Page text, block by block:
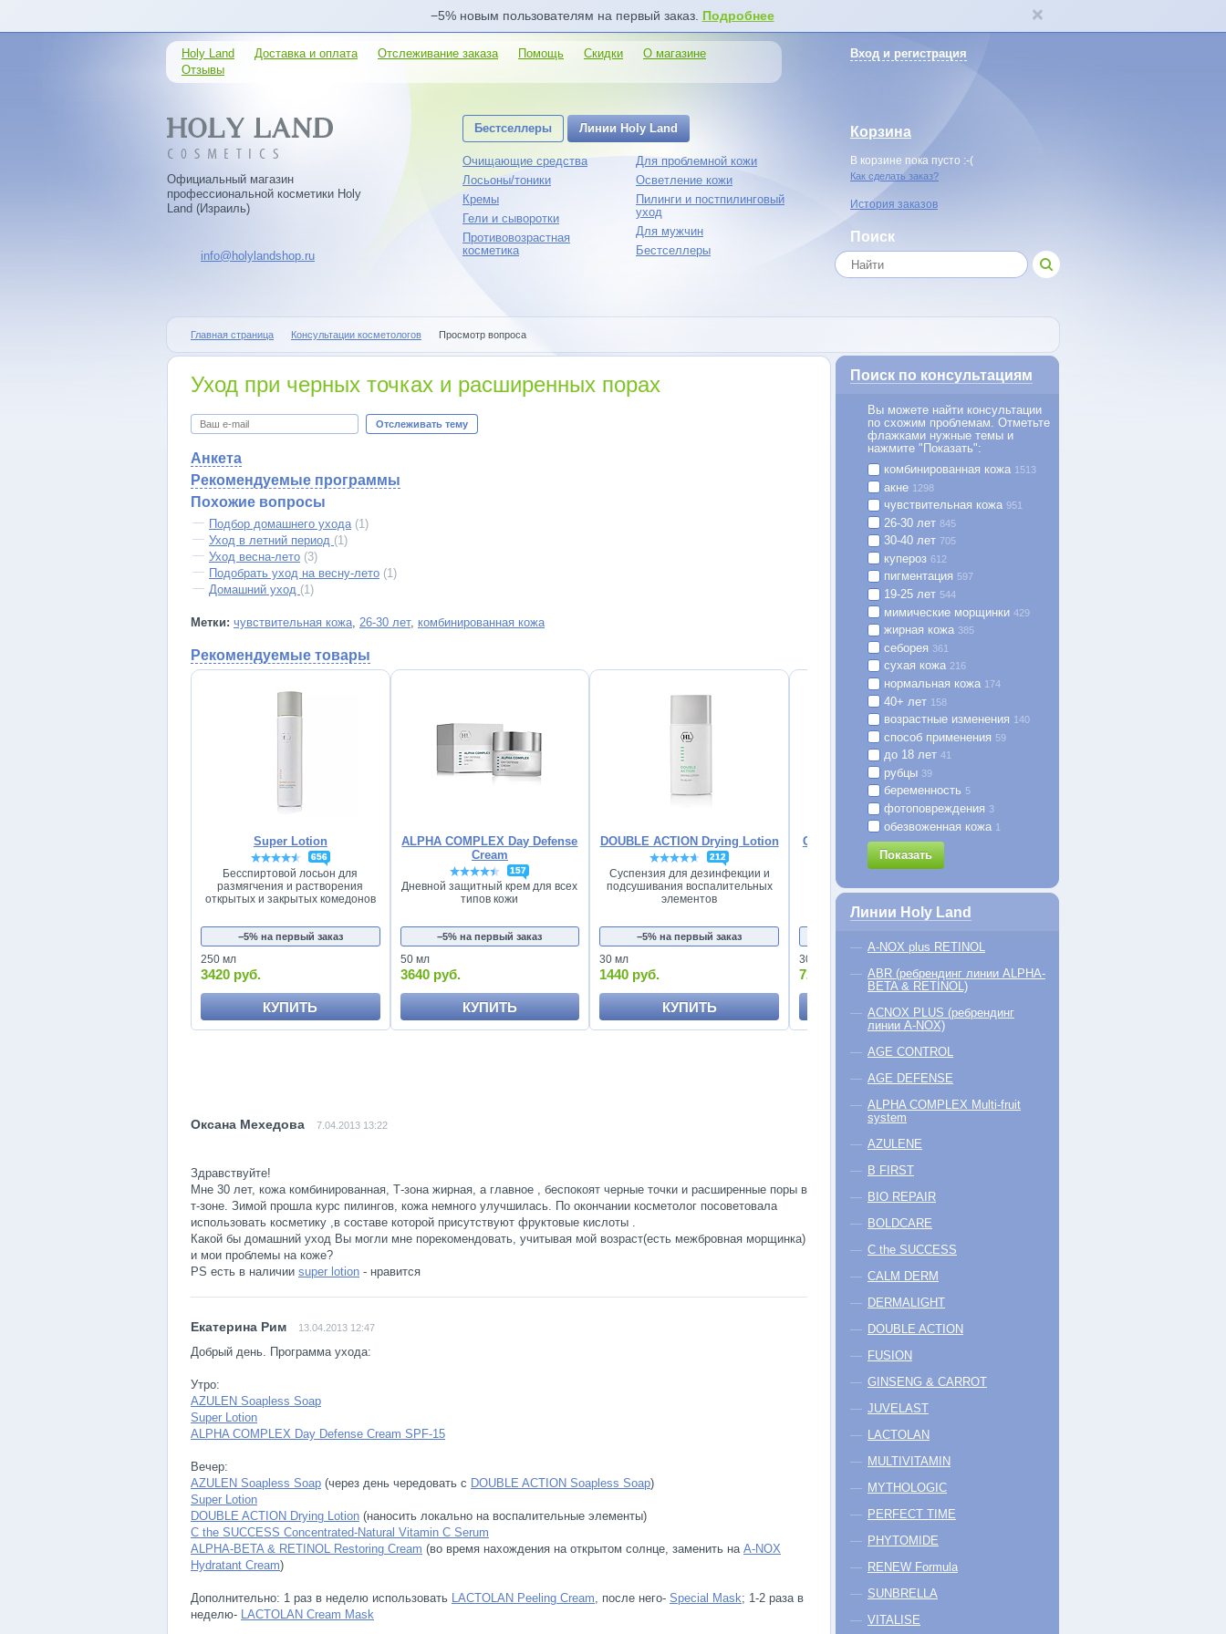
−5% новым пользователям на первый заказ. Подробнее
Вход и регистрация
Holy Land Доставка и оплата Отслеживание заказа Помощь Скидки
О магазине
Отзывы
Официальный магазин
профессиональной косметики Holy
Land (Израиль)
info@holylandshop.ru
Бестселлеры Линии Holy Land
Очищающие средства
Лосьоны/тоники
Кремы
Гели и сыворотки
Противовозрастная
косметика
Для проблемной кожи
Осветление кожи
Пилинги и постпилинговый
уход
Для мужчин
Бестселлеры
Корзина
В корзине пока пусто :-(
Как сделать заказ?
История заказов
Поиск
Главная страница Консультации косметологов Просмотр вопроса
Уход при черных точках и расширенных порах
Отслеживать тему
Анкета
Рекомендуемые программы
Похожие вопросы
Подбор домашнего ухода (1)
Уход в летний период (1)
Уход весна-лето (3)
Подобрать уход на весну-лето (1)
Домашний уход (1)
Метки: чувствительная кожа, 26-30 лет, комбинированная кожа
Рекомендуемые товары
Super Lotion
656
Бесспиртовой лосьон для
размягчения и растворения
открытых и закрытых комедонов
−5% на первый заказ
250 мл
3420 руб.
КУПИТЬ
ALPHA COMPLEX Day Defense
Cream
157
Дневной защитный крем для всех
типов кожи
−5% на первый заказ
50 мл
3640 руб.
КУПИТЬ
DOUBLE ACTION Drying Lotion
212
Суспензия для дезинфекции и
подсушивания воспалительных
элементов
−5% на первый заказ
30 мл
1440 руб.
КУПИТЬ
C the SUCCESS Concentrated-
Natural Vitamin C Serum
216
Интенсивная сыворотка с
30 мл
7260 руб.
КУПИТЬ
Восстанавливающий крем для
всех типов кожи
4510 руб.
7.04.2013 13:22
Здравствуйте!
Мне 30 лет, кожа комбинированная, Т-зона жирная, а главное , беспокоят черные точки и расширенные поры в
т-зоне. Зимой прошла курс пилингов, кожа немного улучшилась. По окончании косметолог посоветовала
использовать косметику ,в составе которой присутствуют фруктовые кислоты .
Какой бы домашний уход Вы могли мне порекомендовать, учитывая мой возраст(есть межбровная морщинка)
и мои проблемы на коже?
PS есть в наличии super lotion - нравится
13.04.2013 12:47
Добрый день. Программа ухода:
Утро:
AZULEN Soapless Soap
Super Lotion
ALPHA COMPLEX Day Defense Cream SPF-15
Вечер:
AZULEN Soapless Soap (через день чередовать с DOUBLE ACTION Soapless Soap)
Super Lotion
DOUBLE ACTION Drying Lotion (наносить локально на воспалительные элементы)
C the SUCCESS Concentrated-Natural Vitamin C Serum
ALPHA-BETA & RETINOL Restoring Cream (во время нахождения на открытом солнце, заменить на A-NOX
Hydratant Cream)
Дополнительно: 1 раз в неделю использовать LACTOLAN Peeling Cream, после него- Special Mask; 1-2 раза в
неделю- LACTOLAN Cream Mask
Поиск по консультациям
Вы можете найти консультации
по схожим проблемам. Отметьте
флажками нужные темы и
нажмите "Показать":
комбинированная кожа 1513
акне 1298
чувствительная кожа 951
26-30 лет 845
30-40 лет 705
купероз 612
пигментация 597
19-25 лет 544
мимические морщинки 429
жирная кожа 385
себорея 361
сухая кожа 216
нормальная кожа 174
40+ лет 158
возрастные изменения 140
способ применения 59
до 18 лет 41
рубцы 39
беременность 5
фотоповреждения 3
обезвоженная кожа 1
Показать
Линии Holy Land
A-NOX plus RETINOL
ABR (ребрендинг линии ALPHA-
BETA & RETINOL)
ACNOX PLUS (ребрендинг
линии A-NOX)
AGE CONTROL
AGE DEFENSE
ALPHA COMPLEX Multi-fruit
system
AZULENE
B FIRST
BIO REPAIR
BOLDCARE
C the SUCCESS
CALM DERM
DERMALIGHT
DOUBLE ACTION
FUSION
GINSENG & CARROT
JUVELAST
LACTOLAN
MULTIVITAMIN
MYTHOLOGIC
PERFECT TIME
PHYTOMIDE
RENEW Formula
SUNBRELLA
VITALISE